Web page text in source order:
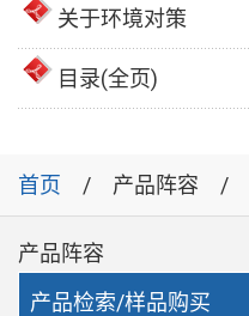
关于环境对策
目录(全页)
首页 产品阵容
产品阵容
产品检索/样品购买